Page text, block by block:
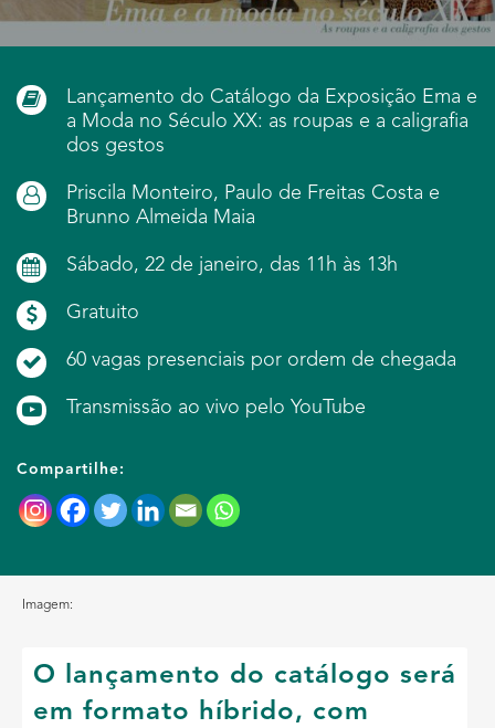
Lançamento do Catálogo da Exposição Ema e
a Moda no Século XX: as roupas e a caligrafia
dos gestos
Priscila Monteiro, Paulo de Freitas Costa e
Brunno Almeida Maia
Sábado, 22 de janeiro, das 11h às 13h
Gratuito
60 vagas presenciais por ordem de chegada
Transmissão ao vivo pelo YouTube
Compartilhe:
Imagem:
O lançamento do catálogo será
em formato híbrido, com